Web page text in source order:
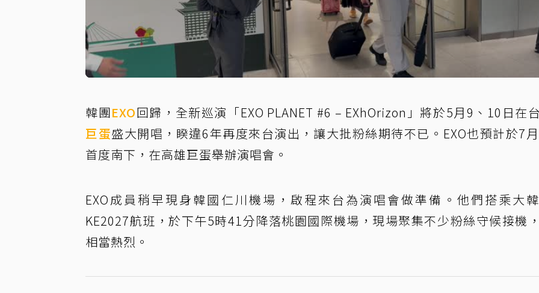
韓團EXO回歸，全新巡演「EXO PLANET #6 – EXhOrizon」將於5月9、10日在
巨蛋盛大開唱，睽違6年再度來台演出，讓大批粉絲期待不已。EXO也預計於7
首度南下，在高雄巨蛋舉辦演唱會。
EXO成員稍早現身韓國仁川機場，啟程來台為演唱會做準備。他們搭乘大
KE2027航班，於下午5時41分降落桃園國際機場，現場聚集不少粉絲守候接機
相當熱烈。